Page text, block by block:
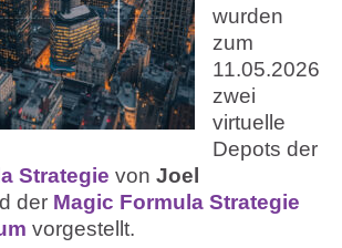
wurden
zum
11.05.2026
zwei
virtuelle
Depots der
Strategie von Joel
der Magic Formula Strategie
vorgestellt.